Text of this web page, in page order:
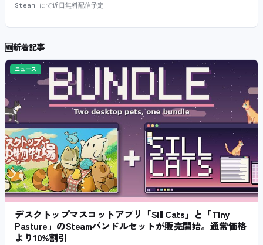
Steam にて近日無料配信予定
🆕新着記事
ニュース
デスクトップマスコットアプリ「Sill Cats」と「Tiny
Pasture」のSteamバンドルセットが販売開始。通常価格
より10%割引